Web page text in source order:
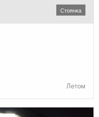
Стоянка
Летом